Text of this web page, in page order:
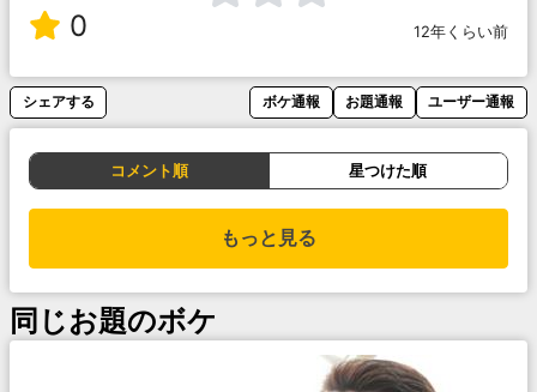
0 12年くらい前
シェアする ボケ通報 お題通報 ユーザー通報
コメント順 星つけた順
もっと見る
同じお題のボケ